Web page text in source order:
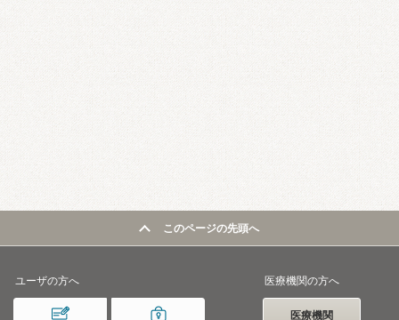
このページの先頭へ
ユーザの方へ 医療機関の方へ
医療機関